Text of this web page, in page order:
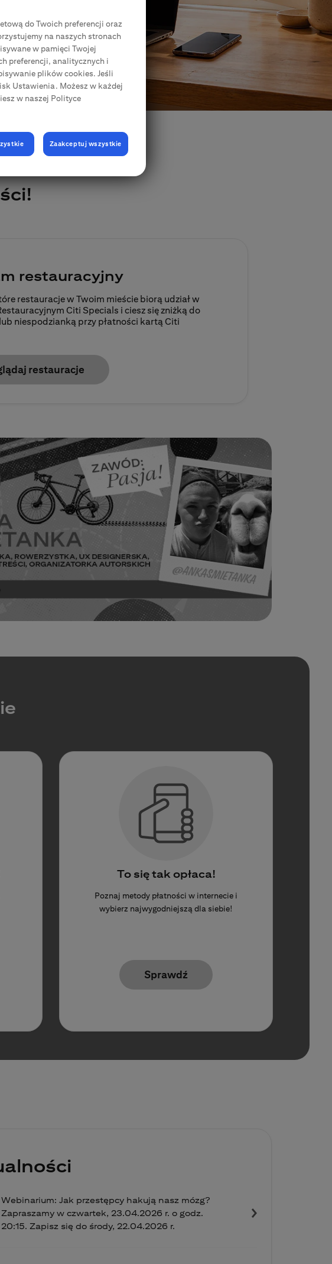
Zgody Elektroniczne
CitiDirect Mobile
Korporacje, przedsiębiorstwa, samorządy
restauracyjny
restauracje w Twoim mieście biorą udział w
Citi Specials i ciesz się zniżką do
niespodzianką przy płatności kartą Citi
restauracje
To się tak opłaca!
Poznaj metody płatności w internecie i
wybierz najwygodniejszą dla siebie!
Sprawdź
Webinarium: Jak przestępcy hakują nasz mózg?
Zapraszamy w czwartek, 23.04.2026 r. o godz.
20:15. Zapisz się do środy, 22.04.2026 r.
do Twoich preferencji oraz
na naszych stronach
w pamięci Twojej
preferencji, analitycznych i
plików cookies. Jeśli
Ustawienia. Możesz w każdej
w naszej Polityce
Zaakceptuj wszystkie